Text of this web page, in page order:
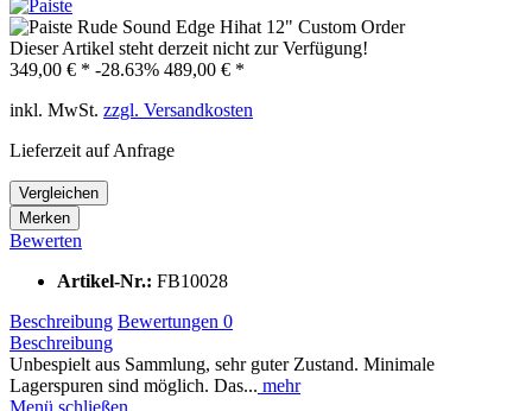
Dieser Artikel steht derzeit nicht zur Verfügung!
349,00 € * -28.63% 489,00 € *
inkl. MwSt. zzgl. Versandkosten
Lieferzeit auf Anfrage
Vergleichen
Merken
Bewerten
Artikel-Nr.: FB10028
Beschreibung Bewertungen 0
Beschreibung
Unbespielt aus Sammlung, sehr guter Zustand. Minimale
Lagerspuren sind möglich. Das... mehr
Menü schließen